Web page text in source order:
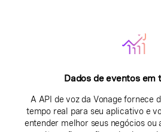
Dados de eventos em
A API de voz da Vonage fornece
tempo real para seu aplicativo e
entender melhor seus negócios ou